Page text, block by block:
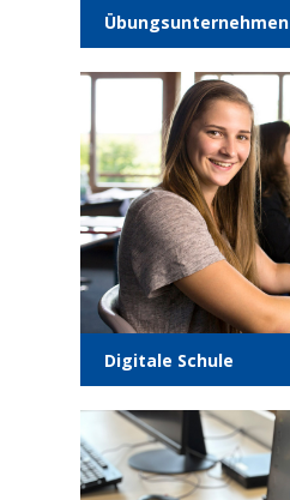
Übungs­un­ter­neh­men
Digi­ta­le Schule